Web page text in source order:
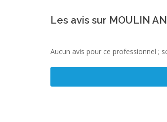
Les avis sur MOULIN
Aucun avis pour ce professionnel ;